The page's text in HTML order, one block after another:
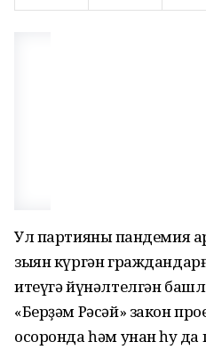
Ул партияның пандемия
зыян күргән
итеүгә йүнәлтелгән
«Берҙәм Рәсәй» закон
осоронда һәм унан һуң